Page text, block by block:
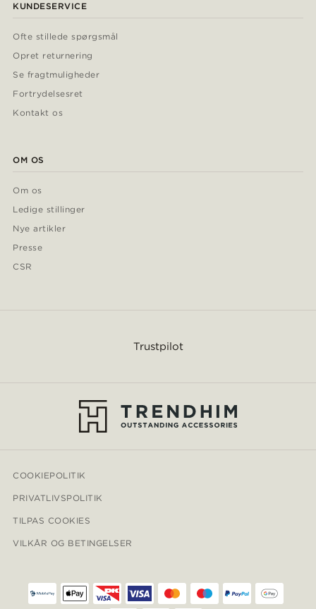
KUNDESERVICE
Ofte stillede spørgsmål
Opret returnering
Se fragtmuligheder
Fortrydelsesret
Kontakt os
OM OS
Om os
Ledige stillinger
Nye artikler
Presse
CSR
Trustpilot
COOKIEPOLITIK
PRIVATLIVSPOLITIK
TILPAS COOKIES
VILKÅR OG BETINGELSER